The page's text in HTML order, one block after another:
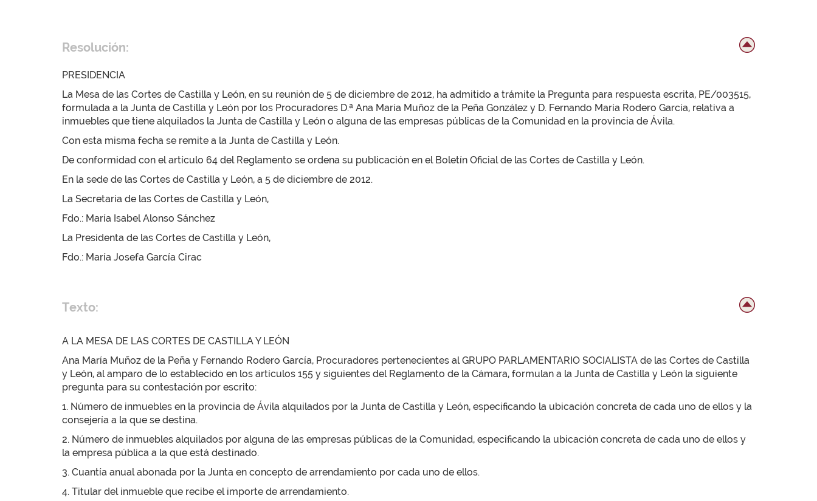
Resolución:
PRESIDENCIA
La Mesa de las Cortes de Castilla y León, en su reunión de 5 de diciembre de 2012, ha admitido a trámite la Pregunta para respuesta escrita, PE/003515,
formulada a la Junta de Castilla y León por los Procuradores D.ª Ana María Muñoz de la Peña González y D. Fernando María Rodero García, relativa a
inmuebles que tiene alquilados la Junta de Castilla y León o alguna de las empresas públicas de la Comunidad en la provincia de Ávila.
Con esta misma fecha se remite a la Junta de Castilla y León.
De conformidad con el artículo 64 del Reglamento se ordena su publicación en el Boletín Oficial de las Cortes de Castilla y León.
En la sede de las Cortes de Castilla y León, a 5 de diciembre de 2012.
La Secretaria de las Cortes de Castilla y León,
Fdo.: María Isabel Alonso Sánchez
La Presidenta de las Cortes de Castilla y León,
Fdo.: María Josefa García Cirac
Texto:
A LA MESA DE LAS CORTES DE CASTILLA Y LEÓN
Ana María Muñoz de la Peña y Fernando Rodero García, Procuradores pertenecientes al GRUPO PARLAMENTARIO SOCIALISTA de las Cortes de Castilla
y León, al amparo de lo establecido en los artículos 155 y siguientes del Reglamento de la Cámara, formulan a la Junta de Castilla y León la siguiente
pregunta para su contestación por escrito:
1. Número de inmuebles en la provincia de Ávila alquilados por la Junta de Castilla y León, especificando la ubicación concreta de cada uno de ellos y la
consejería a la que se destina.
2. Número de inmuebles alquilados por alguna de las empresas públicas de la Comunidad, especificando la ubicación concreta de cada uno de ellos y
la empresa pública a la que está destinado.
3. Cuantía anual abonada por la Junta en concepto de arrendamiento por cada uno de ellos.
4. Titular del inmueble que recibe el importe de arrendamiento.